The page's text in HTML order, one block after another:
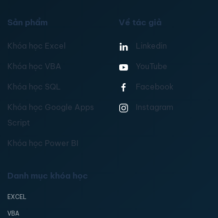
Sản phẩm
Khóa học Excel
Khóa học VBA
Khóa học SQL
Khóa học Google Apps
Script
Khóa học Power BI
Về tác giả
Linkedin
YouTube
Facebook
Instagram
Danh mục khóa học
EXCEL
VBA